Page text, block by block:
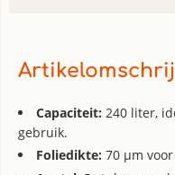
Capaciteit: 240 liter,
gebruik.
Foliedikte: 70 µm